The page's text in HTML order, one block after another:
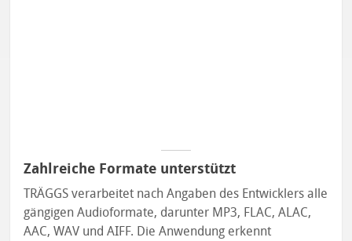
Zahlreiche Formate unterstützt
TRÄGGS verarbeitet nach Angaben des Entwicklers alle
gängigen Audioformate, darunter MP3, FLAC, ALAC,
AAC, WAV und AIFF. Die Anwendung erkennt